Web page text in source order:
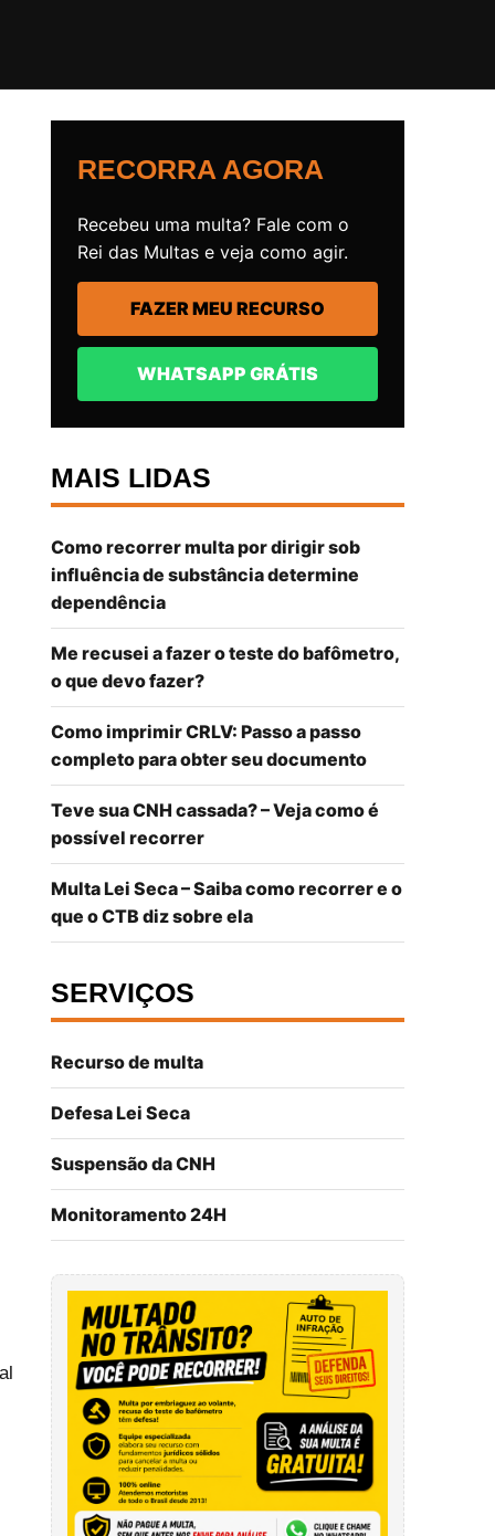
RECORRA AGORA
Recebeu uma multa? Fale com o
Rei das Multas e veja como agir.
FAZER MEU RECURSO
WHATSAPP GRÁTIS
MAIS LIDAS
Como recorrer multa por dirigir sob
influência de substância determine
dependência
Me recusei a fazer o teste do bafômetro,
o que devo fazer?
Como imprimir CRLV: Passo a passo
completo para obter seu documento
Teve sua CNH cassada? – Veja como é
possível recorrer
Multa Lei Seca – Saiba como recorrer e o
que o CTB diz sobre ela
SERVIÇOS
Recurso de multa
Defesa Lei Seca
Suspensão da CNH
Monitoramento 24H